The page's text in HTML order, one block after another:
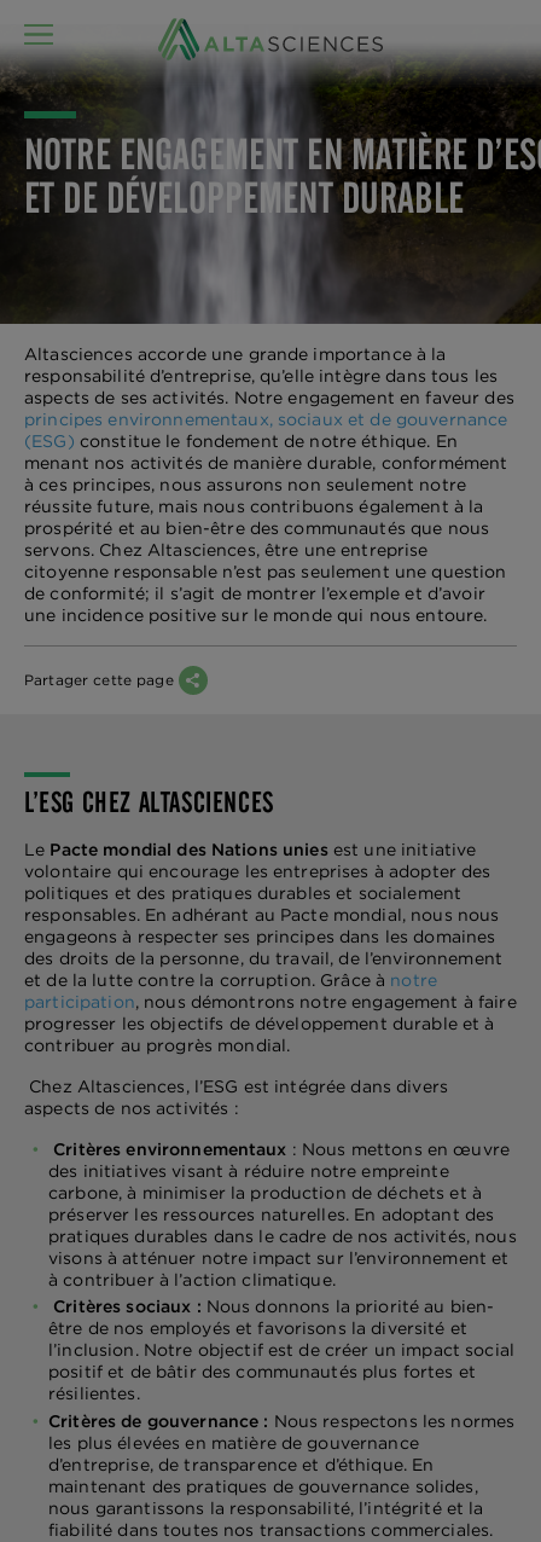
MENU
NOTRE ENGAGEMENT EN MATIÈRE
ET DE DÉVELOPPEMENT DURABLE
Altasciences accorde une grande importance à la
responsabilité d’entreprise, qu’elle intègre dans tous les
aspects de ses activités. Notre engagement en faveur des
principes environnementaux, sociaux et de gouvernance
(ESG) constitue le fondement de notre éthique. En
menant nos activités de manière durable, conformément
à ces principes, nous assurons non seulement notre
réussite future, mais nous contribuons également à la
prospérité et au bien-être des communautés que nous
servons. Chez Altasciences, être une entreprise
citoyenne responsable n’est pas seulement une question
de conformité; il s’agit de montrer l’exemple et d’avoir
une incidence positive sur le monde qui nous entoure.
Partager cette page
L’ESG CHEZ ALTASCIENCES
Le Pacte mondial des Nations uniesest une initiative
volontaire qui encourage les entreprises à adopter des
politiques et des pratiques durables et socialement
responsables. En adhérant au Pacte mondial, nous nous
engageons à respecter ses principes dans les domaines
des droits de la personne, du travail, de l’environnement
et de la lutte contre la corruption. Grâce à notre
participation, nous démontrons notre engagement à faire
progresser les objectifs de développement durable et à
contribuer au progrès mondial.
Chez Altasciences, l’ESG est intégrée dans divers
aspects de nos activités :
Critères environnementaux : Nous mettons en œuvre
des initiatives visant à réduire notre empreinte
carbone, à minimiser la production de déchets et à
préserver les ressources naturelles. En adoptant des
pratiques durables dans le cadre de nos activités, nous
visons à atténuer notre impact sur l’environnement et
à contribuer à l’action climatique.
Critères sociaux : Nous donnons la priorité au bien-
être de nos employés et favorisons la diversité et
l’inclusion. Notre objectif est de créer un impact social
positif et de bâtir des communautés plus fortes et
résilientes.
Critères de gouvernance : Nous respectons les normes
les plus élevées en matière de gouvernance
d’entreprise, de transparence et d’éthique. En
maintenant des pratiques de gouvernance solides,
nous garantissons la responsabilité, l’intégrité et la
fiabilité dans toutes nos transactions commerciales.